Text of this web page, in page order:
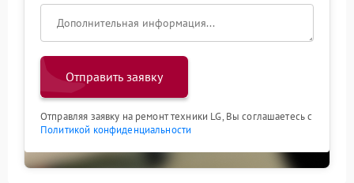
Отправить заявку
Отправляя заявку на ремонт техники LG, Вы соглашаетесь с
Политикой конфиденциальности